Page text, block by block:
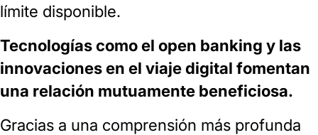
límite disponible.
Tecnologías como el open banking y las
innovaciones en el viaje digital fomentan
una relación mutuamente beneficiosa.
Gracias a una comprensión más profunda